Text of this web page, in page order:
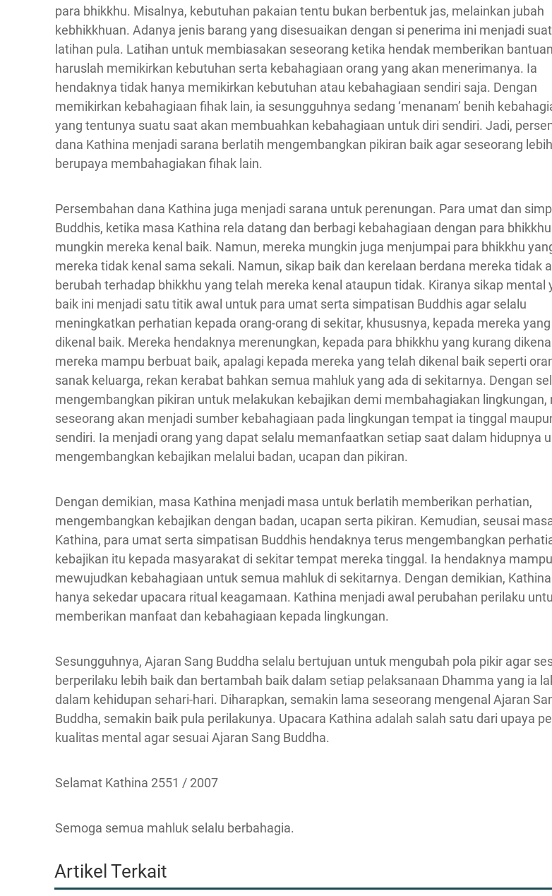
para bhikkhu. Misalnya, kebutuhan pakaian tentu bukan berbentuk jas, melainkan jubah
kebhikkhuan. Adanya jenis barang yang disesuaikan dengan si penerima ini menjadi
latihan pula. Latihan untuk membiasakan seseorang ketika hendak memberikan
haruslah memikirkan kebutuhan serta kebahagiaan orang yang akan menerimanya. Ia
hendaknya tidak hanya memikirkan kebutuhan atau kebahagiaan sendiri saja. Dengan
memikirkan kebahagiaan fihak lain, ia sesungguhnya sedang ‘menanam’ benih
yang tentunya suatu saat akan membuahkan kebahagiaan untuk diri sendiri. Jadi,
dana Kathina menjadi sarana berlatih mengembangkan pikiran baik agar seseorang
berupaya membahagiakan fihak lain.
Persembahan dana Kathina juga menjadi sarana untuk perenungan. Para umat dan
Buddhis, ketika masa Kathina rela datang dan berbagi kebahagiaan dengan para
mungkin mereka kenal baik. Namun, mereka mungkin juga menjumpai para bhikkhu
mereka tidak kenal sama sekali. Namun, sikap baik dan kerelaan berdana mereka tidak
berubah terhadap bhikkhu yang telah mereka kenal ataupun tidak. Kiranya sikap mental
baik ini menjadi satu titik awal untuk para umat serta simpatisan Buddhis agar selalu
meningkatkan perhatian kepada orang-orang di sekitar, khususnya, kepada mereka
dikenal baik. Mereka hendaknya merenungkan, kepada para bhikkhu yang kurang
mereka mampu berbuat baik, apalagi kepada mereka yang telah dikenal baik seperti
sanak keluarga, rekan kerabat bahkan semua mahluk yang ada di sekitarnya. Dengan
mengembangkan pikiran untuk melakukan kebajikan demi membahagiakan lingkungan,
seseorang akan menjadi sumber kebahagiaan pada lingkungan tempat ia tinggal
sendiri. Ia menjadi orang yang dapat selalu memanfaatkan setiap saat dalam hidupnya
mengembangkan kebajikan melalui badan, ucapan dan pikiran.
Dengan demikian, masa Kathina menjadi masa untuk berlatih memberikan perhatian,
mengembangkan kebajikan dengan badan, ucapan serta pikiran. Kemudian, seusai
Kathina, para umat serta simpatisan Buddhis hendaknya terus mengembangkan
kebajikan itu kepada masyarakat di sekitar tempat mereka tinggal. Ia hendaknya mampu
mewujudkan kebahagiaan untuk semua mahluk di sekitarnya. Dengan demikian,
hanya sekedar upacara ritual keagamaan. Kathina menjadi awal perubahan perilaku
memberikan manfaat dan kebahagiaan kepada lingkungan.
Sesungguhnya, Ajaran Sang Buddha selalu bertujuan untuk mengubah pola pikir agar
berperilaku lebih baik dan bertambah baik dalam setiap pelaksanaan Dhamma yang ia
dalam kehidupan sehari-hari. Diharapkan, semakin lama seseorang mengenal Ajaran
Buddha, semakin baik pula perilakunya. Upacara Kathina adalah salah satu dari upaya
kualitas mental agar sesuai Ajaran Sang Buddha.
Selamat Kathina 2551 / 2007
Semoga semua mahluk selalu berbahagia.
Artikel Terkait